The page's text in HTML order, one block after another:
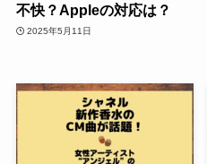
不快？Appleの対応は？
2025年5月11日